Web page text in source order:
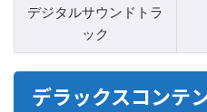
デジタルサウンドトラ
ック
デラックスコンテ